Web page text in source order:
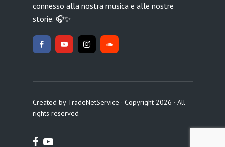
connesso alla nostra musica e alle nostre
storie. 🎧✨
Created by TradeNetService · Copyright 2026 · All
rights reserved